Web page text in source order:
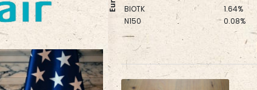
N150
0.08%
AEX
-0.09%
BEL20
0.3%